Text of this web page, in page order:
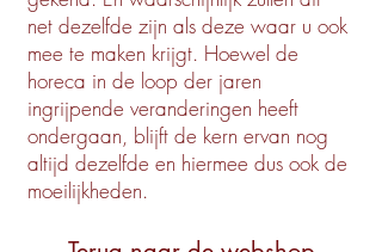
net dezelfde zijn als deze waar u ook
mee te maken krijgt. Hoewel de
horeca in de loop der jaren
ingrijpende veranderingen heeft
ondergaan, blijft de kern ervan nog
altijd dezelfde en hiermee dus ook de
moeilijkheden.